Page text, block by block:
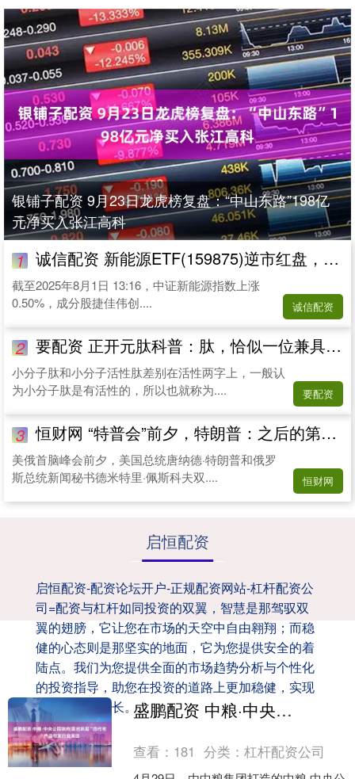
银铺子配资 9月23日龙虎榜复盘：“中山东路”198亿
元净买入张江高科
1 诚信配资 新能源ETF(159875)逆市红盘，成分股捷佳伟创20cm涨停
截至2025年8月1日 13:16，中证新能源指数上涨
0.50%，成分股捷佳伟创....
诚信配资
2 要配资 正开元肽科普：肽，恰似一位兼具中西医专业素养的医家！_研究_氨基酸_中药
小分子肽和小分子活性肽差别在活性两字上，一般认
为小分子肽是有活性的，所以也就称为....
要配资
3 恒财网 “特普会”前夕，特朗普：之后的第二次会晤更重要_普京_俄罗斯_石油
美俄首脑峰会前夕，美国总统唐纳德·特朗普和俄罗
斯总统新闻秘书德米特里·佩斯科夫双....
恒财网
启恒配资
启恒配资-配资论坛开户-正规配资网站-杠杆配资公
司=配资与杠杆如同投资的双翼，智慧是那驾驭双
翼的翅膀，它让您在市场的天空中自由翱翔；而稳
健的心态则是那坚实的地面，它为您提供安全的着
陆点。我们为您提供全面的市场趋势分析与个性化
的投资指导，助您在投资的道路上更加稳健，实现
财富的持续增长。
盛鹏配资 中粮·中央公园瑞府|雲启跃层“四代宅”产品引发行业关注
查看： 181 分类：杠杆配资公司